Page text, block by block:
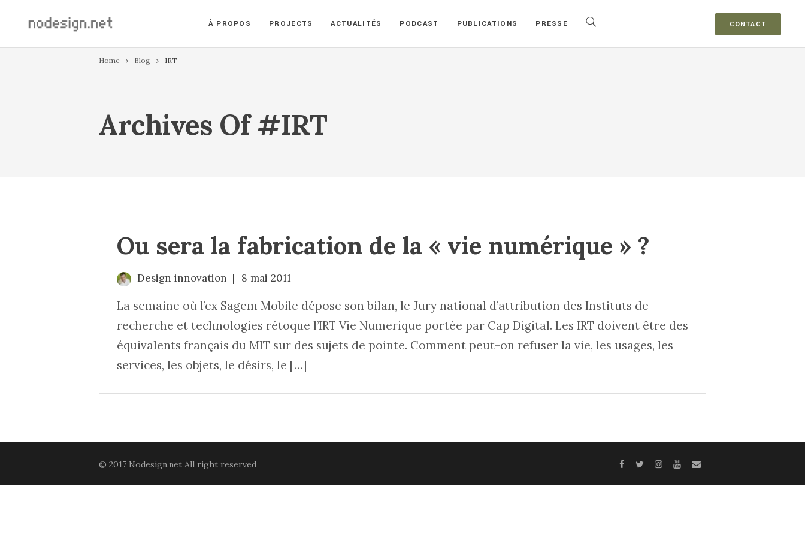
CONTACT
À PROPOS PROJECTS ACTUALITÉS PODCAST PUBLICATIONS PRESSE
Home Blog IRT
Archives Of #IRT
Ou sera la fabrication de la « vie numérique » ?
Design innovation 8 mai 2011
La semaine où l’ex Sagem Mobile dépose son bilan, le Jury national d’attribution des Instituts de
recherche et technologies rétoque l’IRT Vie Numerique portée par Cap Digital. Les IRT doivent être des
équivalents français du MIT sur des sujets de pointe. Comment peut-on refuser la vie, les usages, les
services, les objets, le désirs, le […]
© 2017 Nodesign.net All right reserved